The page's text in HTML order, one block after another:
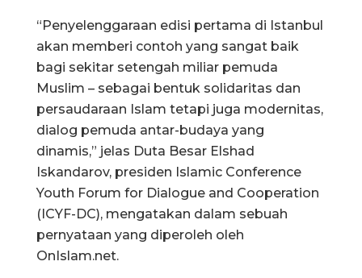
“Penyelenggaraan edisi pertama di Istanbul
akan memberi contoh yang sangat baik
bagi sekitar setengah miliar pemuda
Muslim – sebagai bentuk solidaritas dan
persaudaraan Islam tetapi juga modernitas,
dialog pemuda antar-budaya yang
dinamis,” jelas Duta Besar Elshad
Iskandarov, presiden Islamic Conference
Youth Forum for Dialogue and Cooperation
(ICYF-DC), mengatakan dalam sebuah
pernyataan yang diperoleh oleh
OnIslam.net.